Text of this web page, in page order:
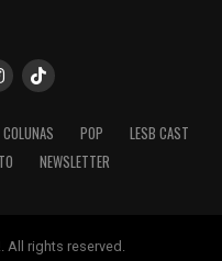
COLUNAS POP
LESB CAST
NEWSLETTER
All rights reserved.